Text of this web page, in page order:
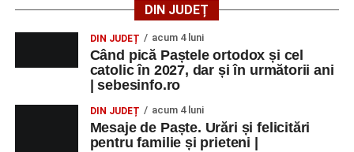
DIN JUDEȚ
DIN JUDEȚ acum 4 luni
Când pică Paștele ortodox și cel
catolic în 2027, dar și în următorii ani
| sebesinfo.ro
DIN JUDEȚ acum 4 luni
Mesaje de Paște. Urări și felicitări
pentru familie și prieteni |